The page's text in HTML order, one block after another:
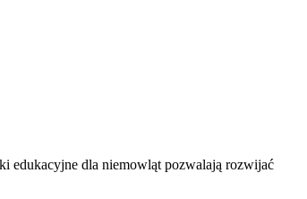
edukacyjne dla niemowląt pozwalają rozwijać